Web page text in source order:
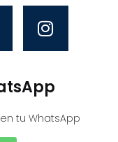
tu WhatsApp